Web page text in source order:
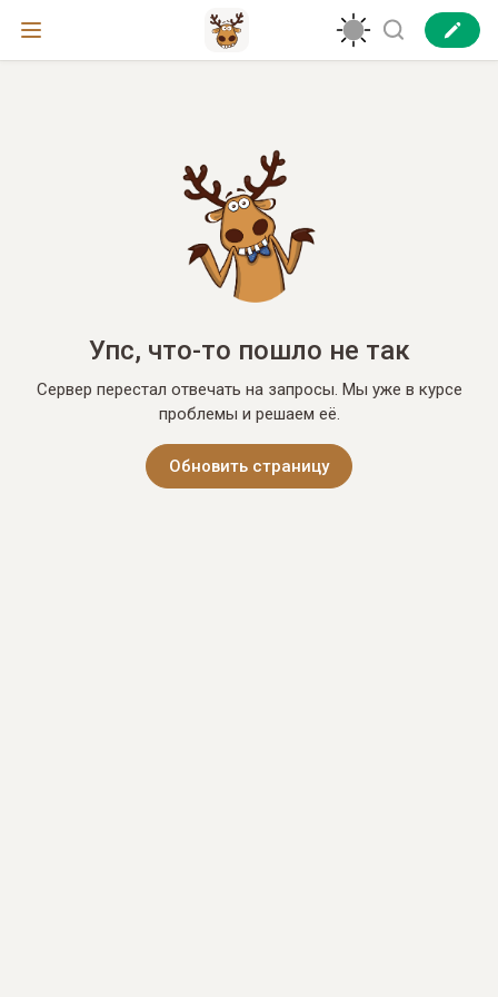
Упс, что-то пошло не так
Сервер перестал отвечать на запросы. Мы уже в курсе
проблемы и решаем её.
Обновить страницу